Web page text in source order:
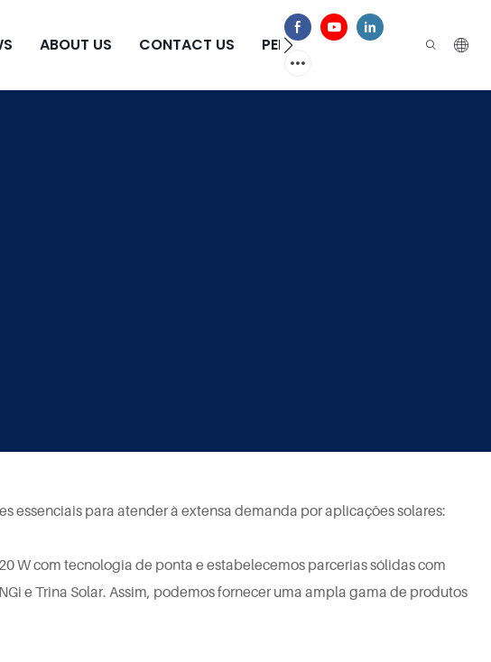
ABOUT US CONTACT US PERGUNTAS FREQUENTES
essenciais para atender à extensa demanda por aplicações solares:
W com tecnologia de ponta e estabelecemos parcerias sólidas com
e Trina Solar. Assim, podemos fornecer uma ampla gama de produtos